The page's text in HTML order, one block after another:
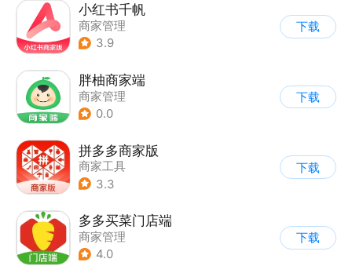
小红书千帆
商家管理
3.9
下载
胖柚商家端
商家管理
0.0
下载
拼多多商家版
商家工具
3.3
下载
多多买菜门店端
商家管理
4.0
下载